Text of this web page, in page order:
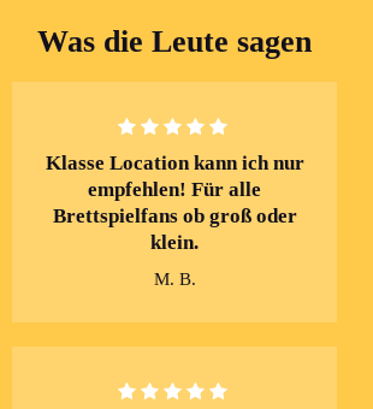
Was die Leute sagen
Klasse Location kann ich nur
empfehlen! Für alle
Brettspielfans ob groß oder
klein.
M. B.